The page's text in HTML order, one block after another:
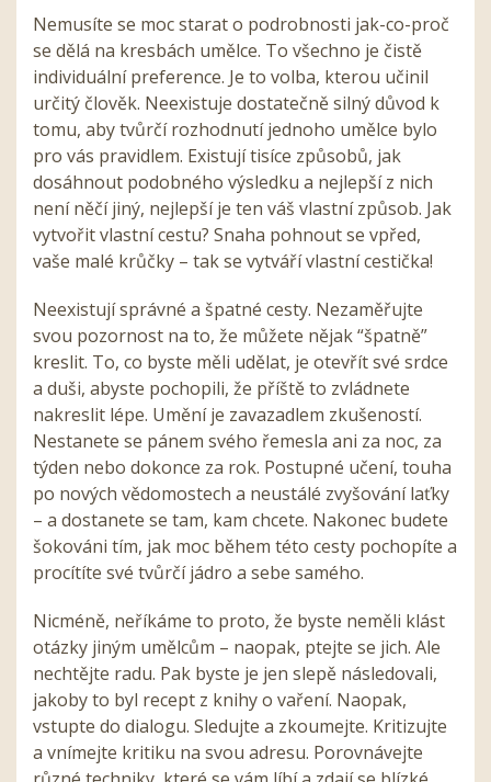
Nemusíte se moc starat o podrobnosti jak-co-proč
se dělá na kresbách umělce. To všechno je čistě
individuální preference. Je to volba, kterou učinil
určitý člověk. Neexistuje dostatečně silný důvod k
tomu, aby tvůrčí rozhodnutí jednoho umělce bylo
pro vás pravidlem. Existují tisíce způsobů, jak
dosáhnout podobného výsledku a nejlepší z nich
není něčí jiný, nejlepší je ten váš vlastní způsob. Jak
vytvořit vlastní cestu? Snaha pohnout se vpřed,
vaše malé krůčky – tak se vytváří vlastní cestička!
Neexistují správné a špatné cesty. Nezaměřujte
svou pozornost na to, že můžete nějak “špatně”
kreslit. To, co byste měli udělat, je otevřít své srdce
a duši, abyste pochopili, že příště to zvládnete
nakreslit lépe. Umění je zavazadlem zkušeností.
Nestanete se pánem svého řemesla ani za noc, za
týden nebo dokonce za rok. Postupné učení, touha
po nových vědomostech a neustálé zvyšování laťky
– a dostanete se tam, kam chcete. Nakonec budete
šokováni tím, jak moc během této cesty pochopíte a
procítíte své tvůrčí jádro a sebe samého.
Nicméně, neříkáme to proto, že byste neměli klást
otázky jiným umělcům – naopak, ptejte se jich. Ale
nechtějte radu. Pak byste je jen slepě následovali,
jakoby to byl recept z knihy o vaření. Naopak,
vstupte do dialogu. Sledujte a zkoumejte. Kritizujte
a vnímejte kritiku na svou adresu. Porovnávejte